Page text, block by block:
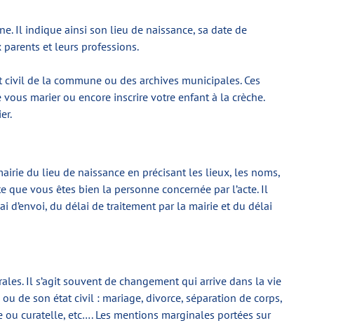
Il indique ainsi son lieu de naissance, sa date de
et leurs professions.
civil de la commune ou des archives municipales. Ces
marier ou encore inscrire votre enfant à la crèche.
du lieu de naissance en précisant les lieux, les noms,
vous êtes bien la personne concernée par l’acte. Il
d’envoi, du délai de traitement par la mairie et du délai
Il s’agit souvent de changement qui arrive dans la vie
de son état civil : mariage, divorce, séparation de corps,
curatelle, etc…. Les mentions marginales portées sur